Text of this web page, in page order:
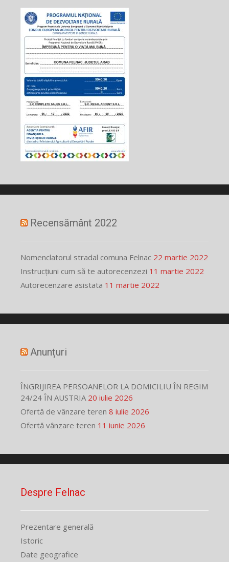
Recensământ 2022
Nomenclatorul stradal comuna Felnac 22 martie 2022
Instrucțiuni cum să te autorecenzezi 11 martie 2022
Autorecenzare asistata 11 martie 2022
Anunțuri
ÎNGRIJIREA PERSOANELOR LA DOMICILIU ÎN REGIM
24/24 ÎN AUSTRIA 20 iulie 2026
Ofertă de vânzare teren 8 iulie 2026
Ofertă vânzare teren 11 iunie 2026
Despre Felnac
Prezentare generală
Istoric
Date geografice